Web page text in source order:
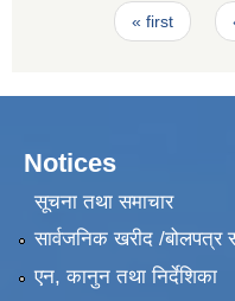
Pages« first
Notices
सूचना तथा समाचार
सार्वजनिक खरीद /बोलपत्र
एन, कानुन तथा निर्देशिका